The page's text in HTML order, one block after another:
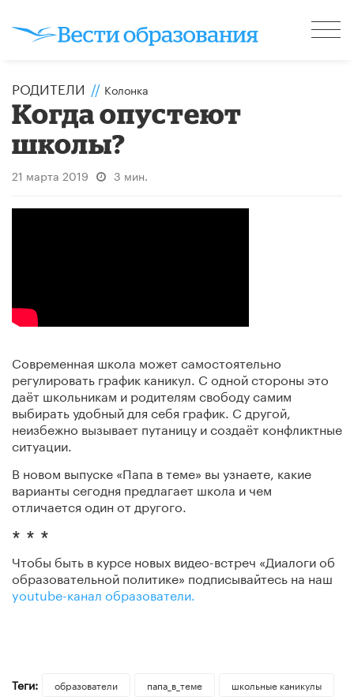
РОДИТЕЛИ // Колонка
Когда опустеют
школы?
21 марта 2019 3 мин.
Современная школа может самостоятельно
регулировать график каникул. С одной стороны это
даёт школьникам и родителям свободу самим
выбирать удобный для себя график. С другой,
неизбежно вызывает путаницу и создаёт конфликтные
ситуации.
В новом выпуске «Папа в теме» вы узнаете, какие
варианты сегодня предлагает школа и чем
отличается один от другого.
* * *
Чтобы быть в курсе новых видео-встреч «Диалоги об
образовательной политике» подписывайтесь на наш
youtube-канал образователи.
Теги: образователи папа_в_теме школьные каникулы